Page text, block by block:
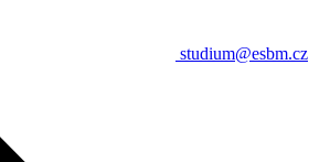
studium@esbm.cz